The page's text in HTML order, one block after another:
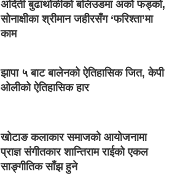
अदिती बुढाथोकीको बलिउडमा अर्को फड्को,
सोनाक्षीका श्रीमान जहीरसँग ‘फरिश्ता’मा
काम
झापा ५ बाट बालेनको ऐतिहासिक जित, केपी
ओलीको ऐतिहासिक हार
खोटाङ कलाकार समाजको आयोजनामा
प्राज्ञ संगीतकार शान्तिराम राईको एकल
साङ्गीतिक साँझ हुने